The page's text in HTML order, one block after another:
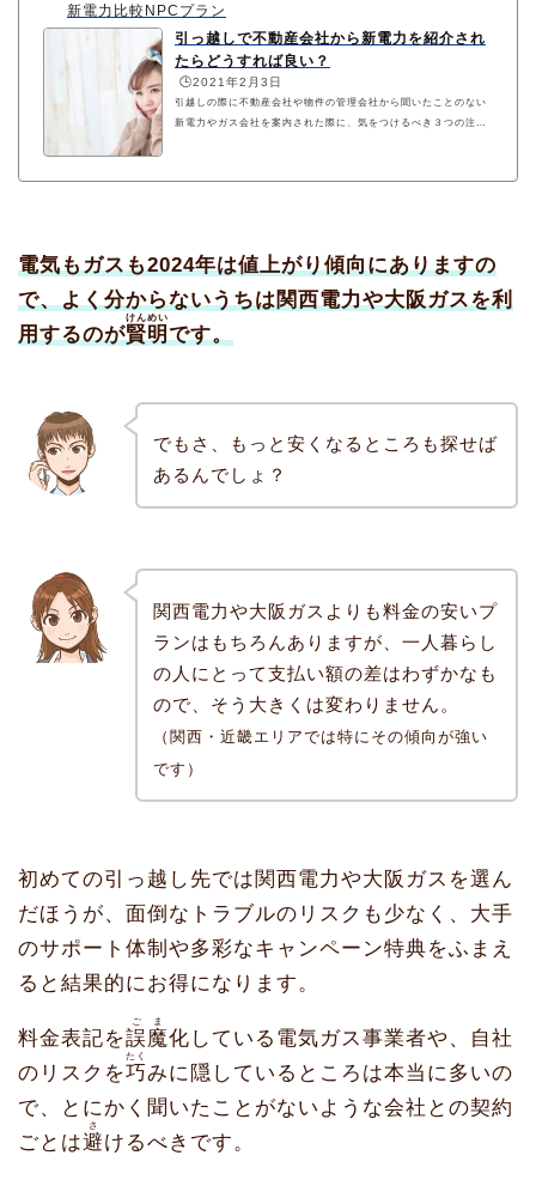
新電力比較NPCプラン
引っ越しで不動産会社から新電力を紹介され
たらどうすれば良い？
🕒️2021年2月3日
引越しの際に不動産会社や物件の管理会社から聞いたことのない
新電力やガス会社を案内された際に、気をつけるべき３つの注意
電気もガスも2024年は値上がり傾向にありますの
で、よく分からないうちは関西電力や大阪ガスを利
用するのが賢明
けんめい
です。
でもさ、もっと安くなるところも探せば
あるんでしょ？
関西電力や大阪ガスよりも料金の安いプ
ランはもちろんありますが、一人暮らし
の人にとって支払い額の差はわずかなも
ので、そう大きくは変わりません。
（関西・近畿エリアでは特にその傾向が強い
です）
初めての引っ越し先では関西電力や大阪ガスを選ん
だほうが、面倒なトラブルのリスクも少なく、大手
のサポート体制や多彩なキャンペーン特典をふまえ
ると結果的にお得になります。
料金表記を誤魔
ごま
化している電気ガス事業者や、自社
のリスクを巧
たく
みに隠しているところは本当に多いの
で、とにかく聞いたことがないような会社との契約
ごとは避
さ
けるべきです。